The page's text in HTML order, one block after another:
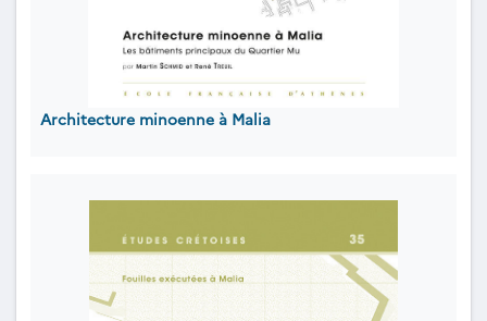
Architecture minoenne à Malia